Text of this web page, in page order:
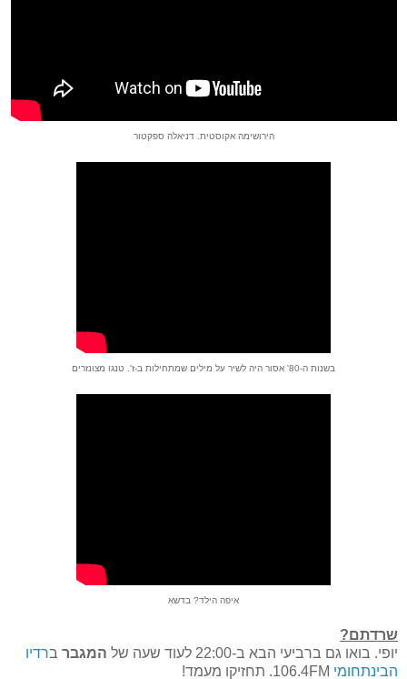
הירושימה אקוסטית. דניאלה ספקטור
בשנות ה-80' אסור היה לשיר על מילים שמתחילות ב-ז'. טנגו מצונזרים
איפה הילד? בדשא
שרדתם?
יופי. בואו גם ברביעי הבא ב-22:00 לעוד שעה של
המגבר ברדיו
הבינתחומי